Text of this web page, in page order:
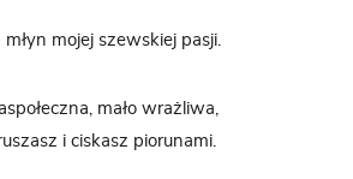
mojej szewskiej pasji.
mało wrażliwa,
i ciskasz piorunami.